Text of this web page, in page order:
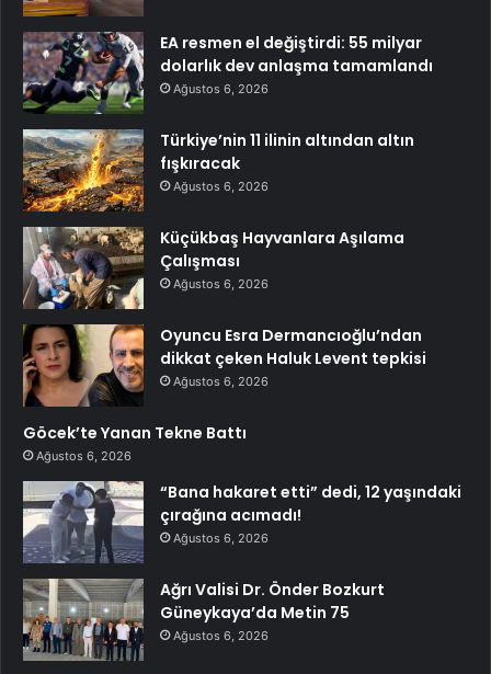
EA resmen el değiştirdi: 55 milyar
dolarlık dev anlaşma tamamlandı
Ağustos 6, 2026
Türkiye’nin 11 ilinin altından altın
fışkıracak
Ağustos 6, 2026
Küçükbaş Hayvanlara Aşılama
Çalışması
Ağustos 6, 2026
Oyuncu Esra Dermancıoğlu’ndan
dikkat çeken Haluk Levent tepkisi
Ağustos 6, 2026
Göcek’te Yanan Tekne Battı
Ağustos 6, 2026
“Bana hakaret etti” dedi, 12 yaşındaki
çırağına acımadı!
Ağustos 6, 2026
Ağrı Valisi Dr. Önder Bozkurt
Güneykaya’da Metin 75
Ağustos 6, 2026